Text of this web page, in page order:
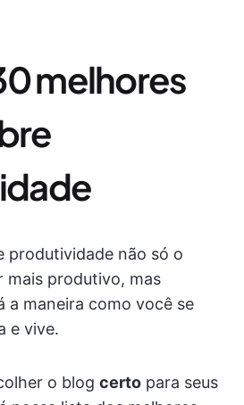
melhores
produtividade não só o
mais produtivo, mas
a maneira como você se
e vive.
o blog certo para seus